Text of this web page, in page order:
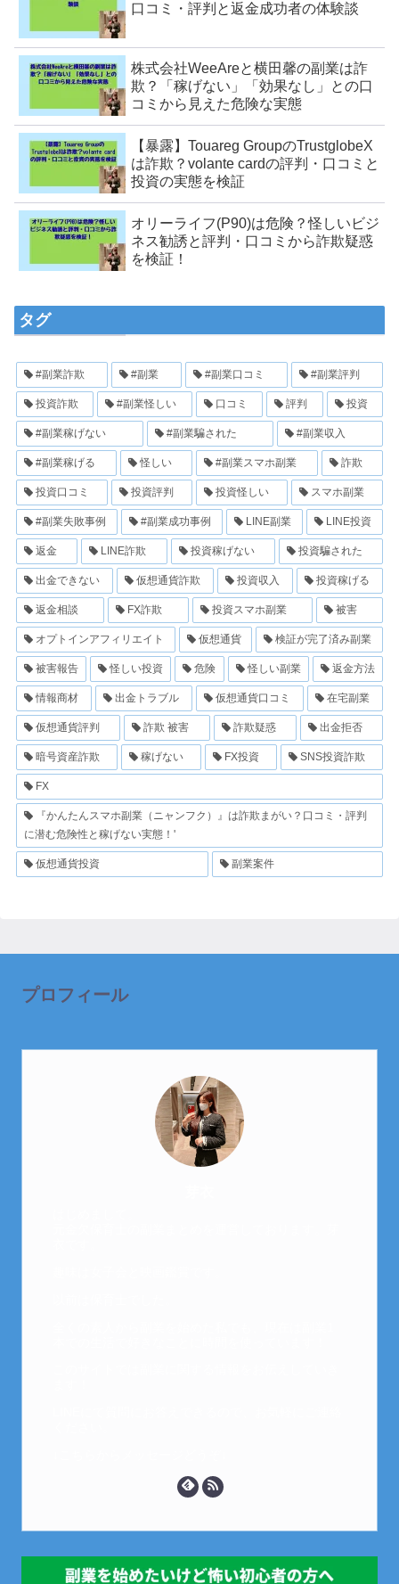
口コミ・評判と返金成功者の体験談
株式会社WeeAreと横田馨の副業は詐
欺？「稼げない」「効果なし」との口
コミから見えた危険な実態
【暴露】Touareg GroupのTrustglobeX
は詐欺？volante cardの評判・口コミと
投資の実態を検証
オリーライフ(P90)は危険？怪しいビジ
ネス勧誘と評判・口コミから詐欺疑惑
を検証！
タグ
#副業詐欺 #副業 #副業口コミ #副業評判
投資詐欺 #副業怪しい 口コミ 評判 投資
#副業稼げない #副業騙された #副業収入
#副業稼げる 怪しい #副業スマホ副業 詐欺
投資口コミ 投資評判 投資怪しい スマホ副業
#副業失敗事例 #副業成功事例 LINE副業 LINE投資
返金 LINE詐欺 投資稼げない 投資騙された
出金できない 仮想通貨詐欺 投資収入 投資稼げる
返金相談 FX詐欺 投資スマホ副業 被害
オプトインアフィリエイト 仮想通貨 検証が完了済み副業
被害報告 怪しい投資 危険 怪しい副業 返金方法
情報商材 出金トラブル 仮想通貨口コミ 在宅副業
仮想通貨評判 詐欺 被害 詐欺疑惑 出金拒否
暗号資産詐欺 稼げない FX投資 SNS投資詐欺
FX
『かんたんスマホ副業（ニャンフク）』は詐欺まがい？口コミ・評判
に潜む危険性と稼げない実態！'
仮想通貨投資 副業案件
プロフィール